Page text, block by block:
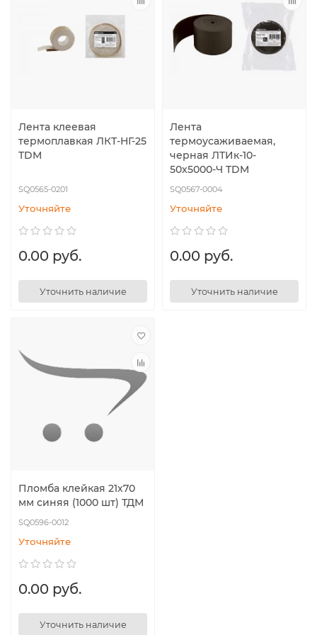
Лента клеевая
термоплавкая ЛКТ-НГ-25
TDM
SQ0565-0201
Уточняйте
0.00 руб.
Уточнить наличие
Лента
термоусаживаемая,
черная ЛТИк-10-
50х5000-Ч TDM
SQ0567-0004
Уточняйте
0.00 руб.
Уточнить наличие
Пломба клейкая 21х70
мм синяя (1000 шт) ТДМ
SQ0596-0012
Уточняйте
0.00 руб.
Уточнить наличие